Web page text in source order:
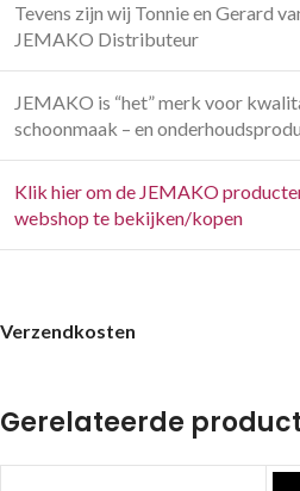
Tevens zijn wij Tonnie en Gerard
JEMAKO Distributeur
JEMAKO is “het” merk voor
schoonmaak – en
Klik hier om de JEMAKO
webshop te bekijken/kopen
Verzendkosten
Gerelateerde